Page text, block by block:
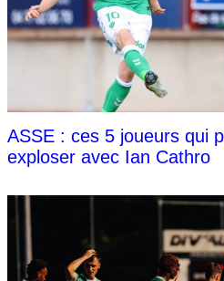
ASSE : ces 5 joueurs qui
exploser avec Ian Cathro